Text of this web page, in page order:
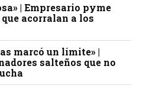
| Empresario pyme
acorralan a los
marcó un límite» |
salteños que no